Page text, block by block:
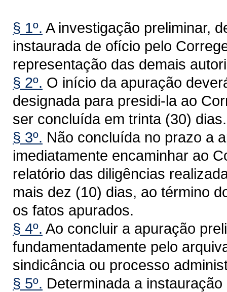
§ 1º. A investigação preliminar,
instaurada de ofício pelo
representação das demais
§ 2º. O início da apuração
designada para presidi-la ao
ser concluída em trinta (30) dias.
§ 3º. Não concluída no prazo a
imediatamente encaminhar ao
relatório das diligências
mais dez (10) dias, ao término
os fatos apurados.
§ 4º. Ao concluir a apuração
fundamentadamente pelo
sindicância ou processo
§ 5º. Determinada a